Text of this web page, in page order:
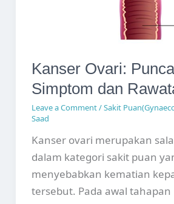
Kanser Ovari:
Simptom dan
Leave a Comment/Sakit
Saad
Kanser ovari merupakan
dalam kategori sakit puan
menyebabkan kematian
tersebut. Pada awal tahapan